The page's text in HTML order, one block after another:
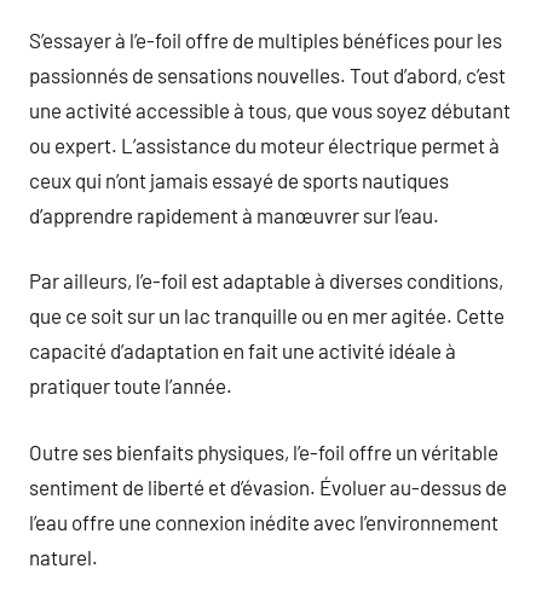
S’essayer à l’e-foil offre de multiples bénéfices pour les
passionnés de sensations nouvelles. Tout d’abord, c’est
une activité accessible à tous, que vous soyez débutant
ou expert. L’assistance du moteur électrique permet à
ceux qui n’ont jamais essayé de sports nautiques
d’apprendre rapidement à manœuvrer sur l’eau.
Par ailleurs, l’e-foil est adaptable à diverses conditions,
que ce soit sur un lac tranquille ou en mer agitée. Cette
capacité d’adaptation en fait une activité idéale à
pratiquer toute l’année.
Outre ses bienfaits physiques, l’e-foil offre un véritable
sentiment de liberté et d’évasion. Évoluer au-dessus de
l’eau offre une connexion inédite avec l’environnement
naturel.